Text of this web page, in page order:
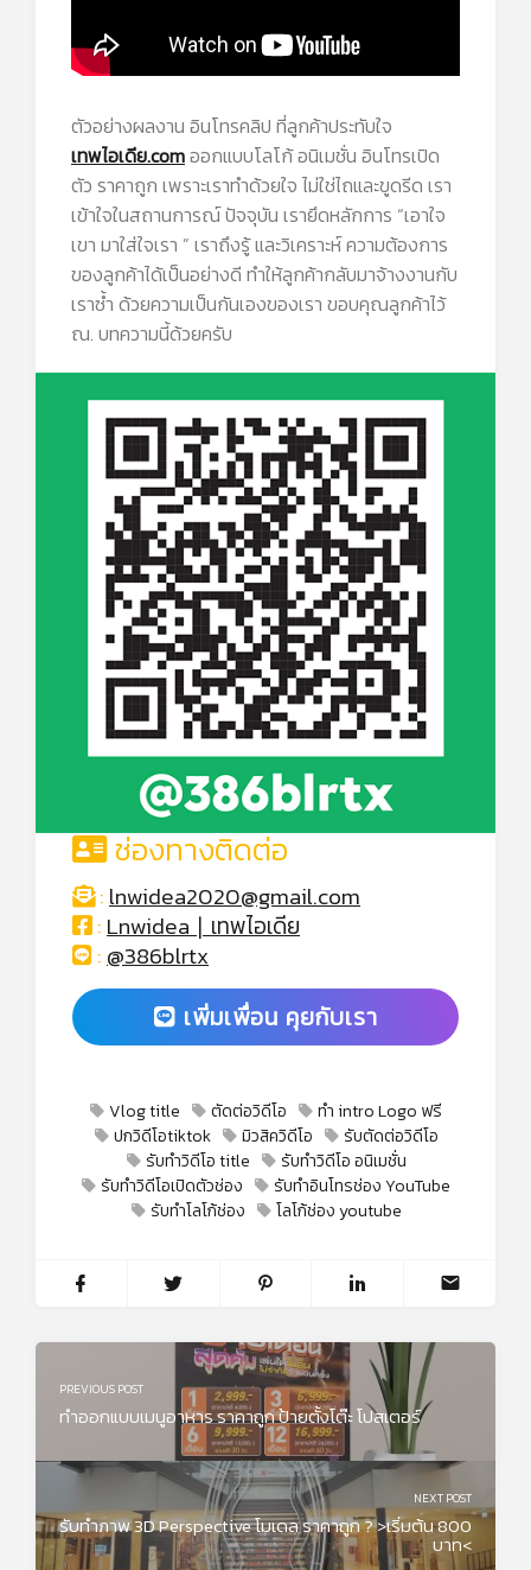
ตัวอย่างผลงาน อินโทรคลิป ที่ลูกค้าประทับใจ
เทพไอเดีย.comออกแบบโลโก้ อนิเมชั่น อินโทรเปิด
ตัว ราคาถูก เพราะเราทำด้วยใจ ไม่ใช่ไถและขูดรีด เรา
เข้าใจในสถานการณ์ ปัจจุบัน เรายึดหลักการ “เอาใจ
เขา มาใส่ใจเรา ” เราถึงรู้ และวิเคราะห์ ความต้องการ
ของลูกค้าได้เป็นอย่างดี ทำให้ลูกค้ากลับมาจ้างงานกับ
เราซ้ำ ด้วยความเป็นกันเองของเรา ขอบคุณลูกค้าไว้
ณ. บทความนี้ด้วยครับ
ช่องทางติดต่อ
:lnwidea2020@gmail.com
:Lnwidea ∣ เทพไอเดีย
:@386blrtx
เพิ่มเพื่อน คุยกับเรา
Vlog title ตัดต่อวิดีโอ
ทำ intro Logo ฟรี
ปกวิดีโอtiktok
มิวสิควิดีโอ
รับตัดต่อวิดีโอ
รับทำวิดีโอ title
รับทำวิดีโอ อนิเมชั่น
รับทำวิดีโอเปิดตัวช่อง
รับทำอินโทรช่อง YouTube
รับทำโลโก้ช่อง
โลโก้ช่อง youtube
PREVIOUS POST
ทําออกแบบเมนูอาหาร ราคาถูก ป้ายตั้งโต๊ะ โปสเตอร์
NEXT POST
รับทำภาพ 3D Perspective โมเดล ราคาถูก ? >เริ่มต้น 800
บาท<